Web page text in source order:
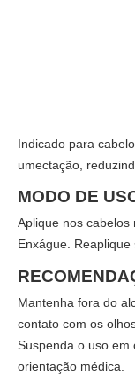
Indicado para
umectação,
MODO DE
Aplique nos cabelos
Enxágue. Reaplique
Mantenha fora do
contato com os
Suspenda o uso em
orientação médica.